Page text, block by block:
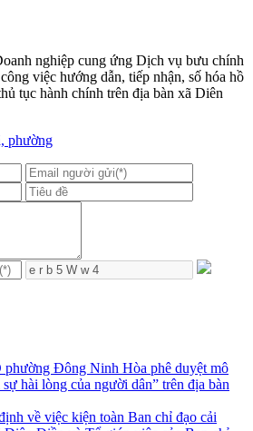
nghiệp cung ứng Dịch vụ bưu chính
việc hướng dẫn, tiếp nhận, số hóa hồ
tục hành chính trên địa bàn xã Diên
phường
Đông Ninh Hòa phê duyệt mô
hài lòng của người dân” trên địa bàn
về việc kiện toàn Ban chỉ đạo cải